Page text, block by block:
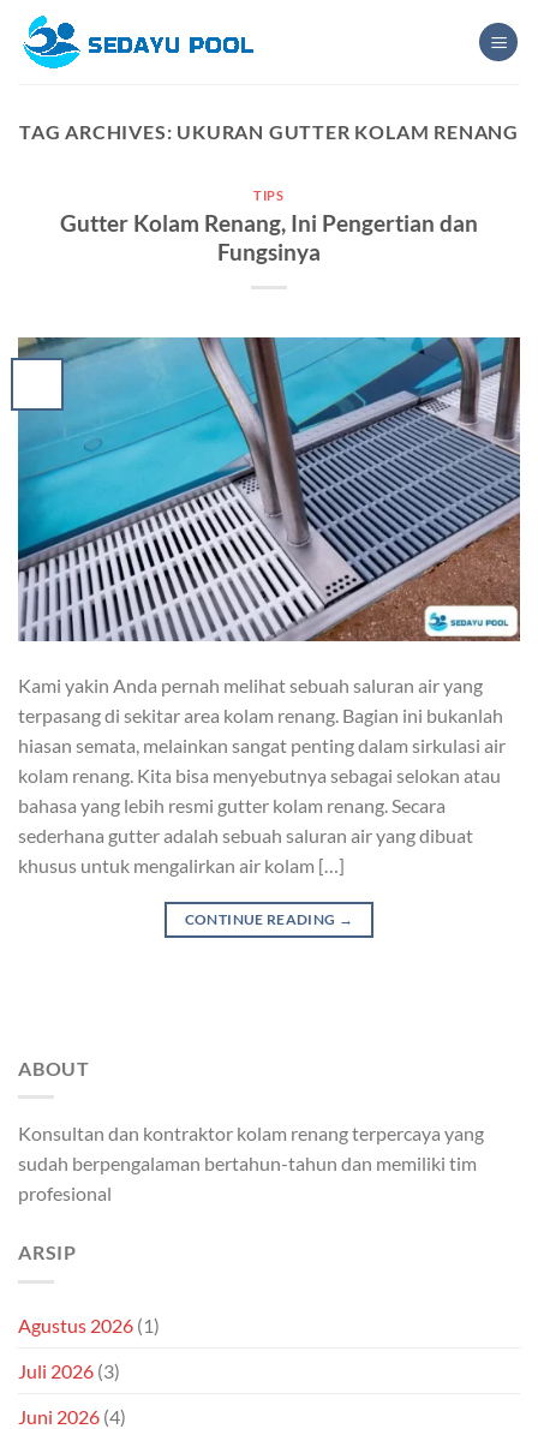
content
TAG ARCHIVES: UKURAN GUTTER KOLAM RENANG
TIPS
Gutter Kolam Renang, Ini Pengertian dan
Fungsinya
Kami yakin Anda pernah melihat sebuah saluran air yang
terpasang di sekitar area kolam renang. Bagian ini bukanlah
hiasan semata, melainkan sangat penting dalam sirkulasi air
kolam renang. Kita bisa menyebutnya sebagai selokan atau
bahasa yang lebih resmi gutter kolam renang. Secara
sederhana gutter adalah sebuah saluran air yang dibuat
khusus untuk mengalirkan air kolam […]
CONTINUE READING →
ABOUT
Konsultan dan kontraktor kolam renang terpercaya yang
sudah berpengalaman bertahun-tahun dan memiliki tim
profesional
ARSIP
Agustus 2026 (1)
Juli 2026 (3)
Juni 2026 (4)